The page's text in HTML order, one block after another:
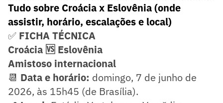
Tudo sobre Croácia x Eslovênia (onde
assistir, horário, escalações e local)
✅ FICHA TÉCNICA
Croácia 🆚 Eslovênia
Amistoso internacional
📆 Data e horário: domingo, 7 de junho de
2026, às 15h45 (de Brasília).